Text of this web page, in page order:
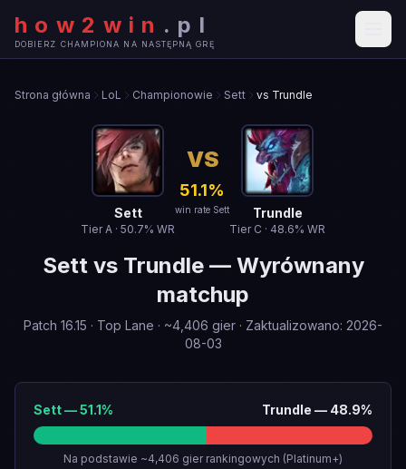
how2win . pl
DOBIERZ CHAMPIONA NA NASTĘPNĄ GRĘ
Strona główna LoL Championowie Sett vs Trundle
Sett
TierA · 50.7% WR
VS
51.1%
win rate Sett Trundle
Tier C · 48.6% WR
Settvs Trundle— Wyrównany
matchup
Patch 16.15 · Top Lane · ~4,406 gier · Zaktualizowano: 2026-
08-03
Sett—51.1% Trundle — 48.9%
Na podstawie ~4,406 gier rankingowych (Platinum+)